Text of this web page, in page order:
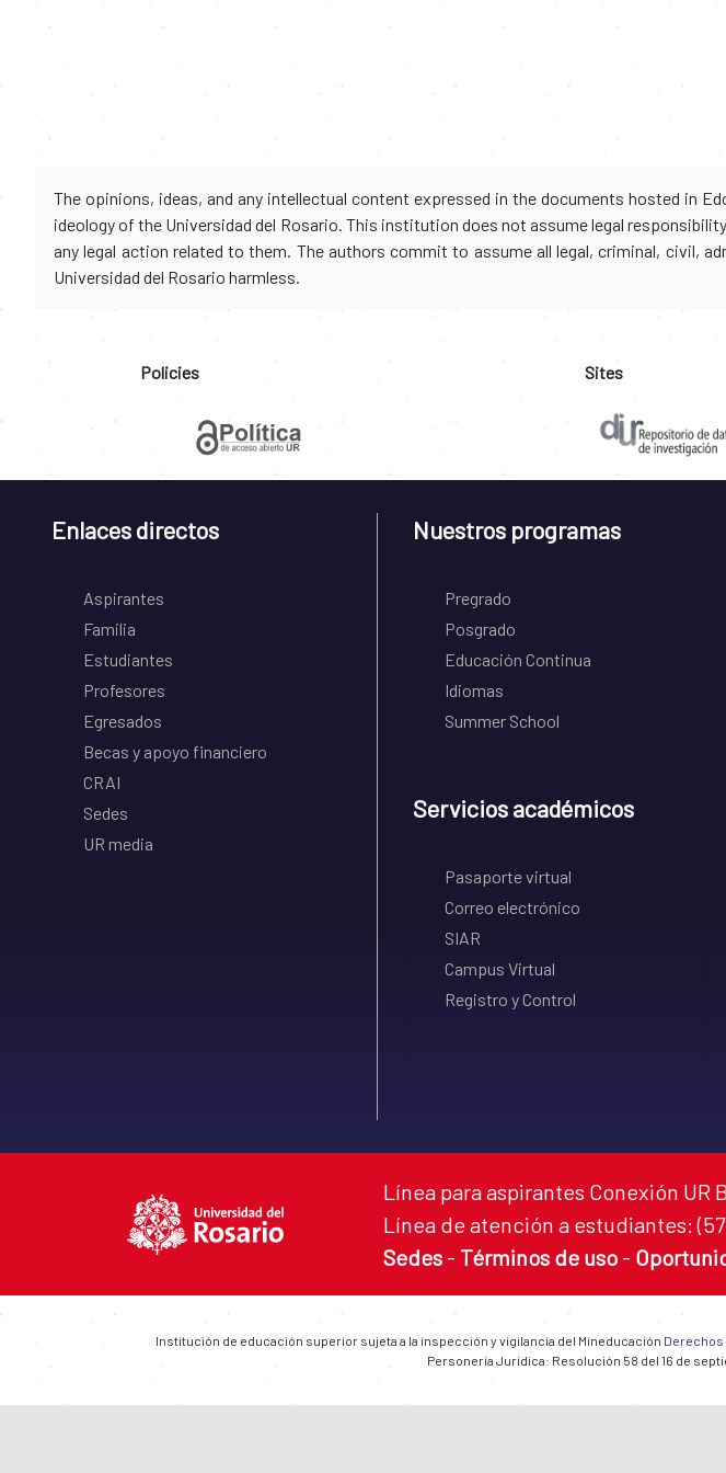
The opinions, ideas, and any intellectual content expressed in the documents hosted in
ideology of the Universidad del Rosario. This institution does not assume legal
any legal action related to them. The authors commit to assume all legal, criminal, civil,
Universidad del Rosario harmless.
Policies Sites
Enlaces directos
Aspirantes
Familia
Estudiantes
Profesores
Egresados
Becas y apoyo financiero
CRAI
Sedes
UR media
Nuestros programas
Pregrado
Posgrado
Educación Continua
Idiomas
Summer School
Servicios académicos
Pasaporte virtual
Correo electrónico
SIAR
Campus Virtual
Registro y Control
Línea para aspirantes Conexión UR
Línea de atención a estudiantes:
Sedes - Términos de uso -
Institución de educación superior sujeta a la inspección y vigilancia del Mineducación
Personería Jurídica: Resolución 58 del 16 de